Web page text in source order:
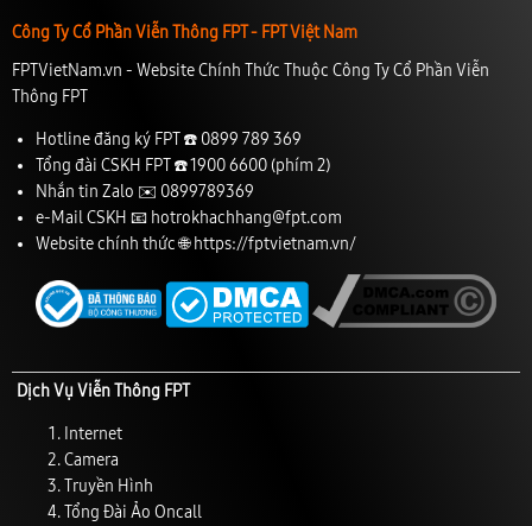
Công Ty Cổ Phần Viễn Thông FPT - FPT Việt Nam
FPTVietNam.vn - Website Chính Thức Thuộc Công Ty Cổ Phần Viễn
Thông FPT
Hotline đăng ký FPT ☎️ 0899 789 369
Tổng đài CSKH FPT ☎️1900 6600(phím 2)
Nhắn tin Zalo ✉️ 0899789369
e-Mail CSKH 📧 hotrokhachhang@fpt.com
Website chính thức 🌐https://fptvietnam.vn/
Dịch Vụ Viễn Thông FPT
Internet
Camera
Truyền Hình
Tổng Đài Ảo Oncall